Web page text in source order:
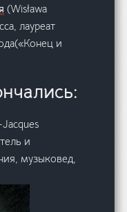
(Wisława
лауреат
и
и
музыковед,